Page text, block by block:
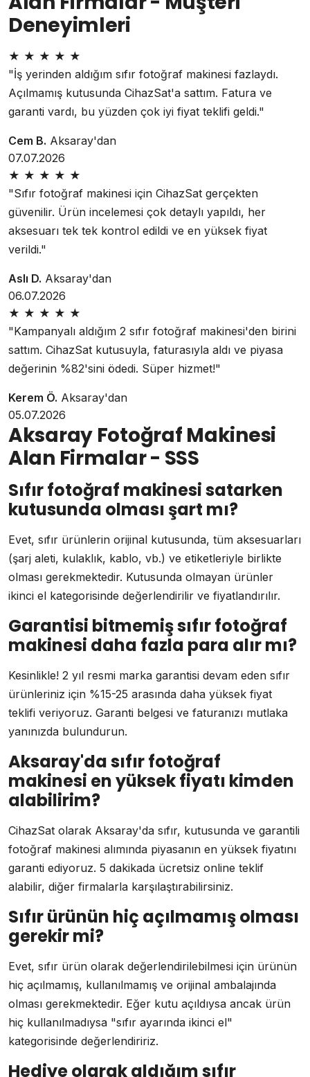
Deneyimleri
★ ★ ★ ★ ★
"İş yerinden aldığım sıfır fotoğraf makinesi fazlaydı.
Açılmamış kutusunda CihazSat'a sattım. Fatura ve
garanti vardı, bu yüzden çok iyi fiyat teklifi geldi."
Cem B. Aksaray'dan
07.07.2026
★ ★ ★ ★ ★
"Sıfır fotoğraf makinesi için CihazSat gerçekten
güvenilir. Ürün incelemesi çok detaylı yapıldı, her
aksesuarı tek tek kontrol edildi ve en yüksek fiyat
verildi."
Aslı D. Aksaray'dan
06.07.2026
★ ★ ★ ★ ★
"Kampanyalı aldığım 2 sıfır fotoğraf makinesi'den birini
sattım. CihazSat kutusuyla, faturasıyla aldı ve piyasa
değerinin %82'sini ödedi. Süper hizmet!"
Kerem Ö. Aksaray'dan
05.07.2026
Aksaray Fotoğraf Makinesi
Alan Firmalar - SSS
Sıfır fotoğraf makinesi satarken
kutusunda olması şart mı?
Evet, sıfır ürünlerin orijinal kutusunda, tüm aksesuarları
(şarj aleti, kulaklık, kablo, vb.) ve etiketleriyle birlikte
olması gerekmektedir. Kutusunda olmayan ürünler
ikinci el kategorisinde değerlendirilir ve fiyatlandırılır.
Garantisi bitmemiş sıfır fotoğraf
makinesi daha fazla para alır mı?
Kesinlikle! 2 yıl resmi marka garantisi devam eden sıfır
ürünleriniz için %15-25 arasında daha yüksek fiyat
teklifi veriyoruz. Garanti belgesi ve faturanızı mutlaka
yanınızda bulundurun.
Aksaray'da sıfır fotoğraf
makinesi en yüksek fiyatı kimden
alabilirim?
CihazSat olarak Aksaray'da sıfır, kutusunda ve garantili
fotoğraf makinesi alımında piyasanın en yüksek fiyatını
garanti ediyoruz. 5 dakikada ücretsiz online teklif
alabilir, diğer firmalarla karşılaştırabilirsiniz.
Sıfır ürünün hiç açılmamış olması
gerekir mi?
Evet, sıfır ürün olarak değerlendirilebilmesi için ürünün
hiç açılmamış, kullanılmamış ve orijinal ambalajında
olması gerekmektedir. Eğer kutu açıldıysa ancak ürün
hiç kullanılmadıysa "sıfır ayarında ikinci el"
kategorisinde değerlendiririz.
Hediye olarak aldığım sıfır